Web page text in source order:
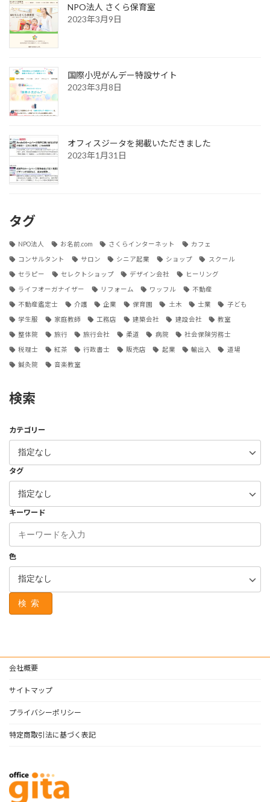
NPO法人 さくら保育室
2023年3月9日
国際小児がんデー特設サイト
2023年3月8日
オフィスジータを掲載いただきました
2023年1月31日
タグ
NPO法人 お名前.com さくらインターネット カフェ
コンサルタント サロン シニア起業 ショップ スクール
セラピー セレクトショップ デザイン会社 ヒーリング
ライフオーガナイザー リフォーム ワッフル 不動産
不動産鑑定士 介護 企業 保育園 土木 士業 子ども
学生服 家庭教師 工務店 建築会社 建設会社 教室
整体院 旅行 旅行会社 柔道 病院 社会保険労務士
税理士 紅茶 行政書士 販売店 起業 輸出入 道場
鍼灸院 音楽教室
検索
カテゴリー
タグ
キーワード
色
検索
会社概要
サイトマップ
プライバシーポリシー
特定商取引法に基づく表記